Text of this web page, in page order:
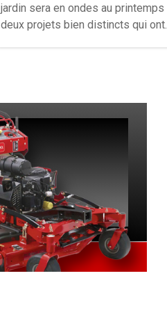
jardin sera en ondes au
deux projets bien distincts qui